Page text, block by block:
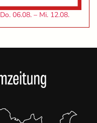
Do. 06.08. – Mi. 12.08.